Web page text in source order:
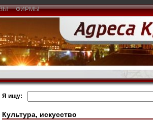
ФИРМЫ
Я ищу:
Культура, искусство